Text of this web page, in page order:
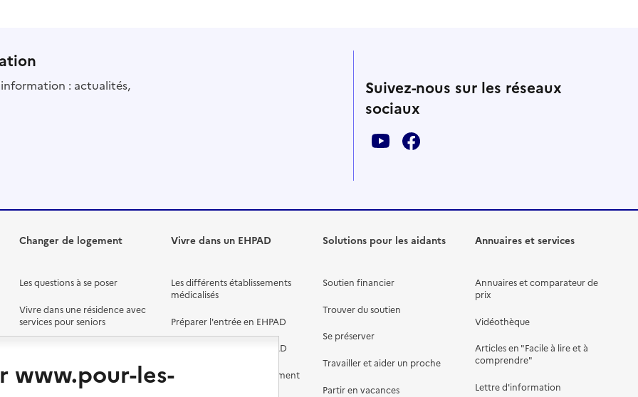
: actualités,
Suivez-nous sur les réseaux
sociaux
Changer de logement
Les questions à se poser
Vivre dans une résidence avec
services pour seniors
Vivre en accueil familial
Vivre dans un EHPAD
Les différents établissements
médicalisés
Préparer l'entrée en EHPAD
Aides financières en EHPAD
Prévention, accompagnement
Solutions pour les aidants
Soutien financier
Trouver du soutien
Se préserver
Travailler et aider un proche
Partir en vacances
Annuaires et services
Annuaires et comparateur de
prix
Vidéothèque
Articles en "Facile à lire et à
comprendre"
Lettre d'information
www.pour-les-